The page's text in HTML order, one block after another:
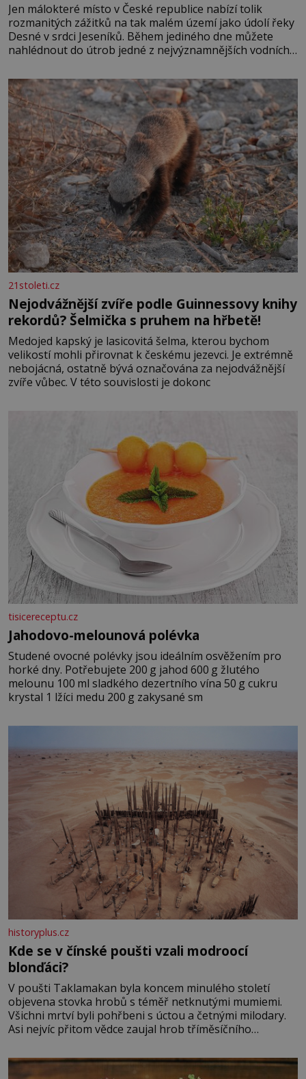
Jen málokteré místo v České republice nabízí tolik
rozmanitých zážitků na tak malém území jako údolí řeky
Desné v srdci Jeseníků. Během jediného dne můžete
nahlédnout do útrob jedné z nejvýznamnějších vodních
se na koloběžce a den zakončit poznáváním památek ve
Velkých Losinách nebo v termálním
21stoleti.cz
Nejodvážnější zvíře podle Guinnessovy knihy
rekordů? Šelmička s pruhem na hřbetě!
Medojed kapský je lasicovitá šelma, kterou bychom
velikostí mohli přirovnat k českému jezevci. Je extrémně
nebojácná, ostatně bývá označována za nejodvážnější
zvíře vůbec. V této souvislosti je dokonc
tisicereceptu.cz
Jahodovo-melounová polévka
Studené ovocné polévky jsou ideálním osvěžením pro
horké dny. Potřebujete 200 g jahod 600 g žlutého
melounu 100 ml sladkého dezertního vína 50 g cukru
krystal 1 lžíci medu 200 g zakysané sm
historyplus.cz
Kde se v čínské poušti vzali modroocí
blonďáci?
V poušti Taklamakan byla koncem minulého století
objevena stovka hrobů s téměř netknutými mumiemi.
Všichni mrtví byli pohřbeni s úctou a četnými milodary.
Asi nejvíc přitom vědce zaujal hrob tříměsíčního
blonďaté vlásky. Fakt, že jsou těla dávných lidí nesmírně
dobře zachovalá, přičítají odborníci zdejším klimatickým